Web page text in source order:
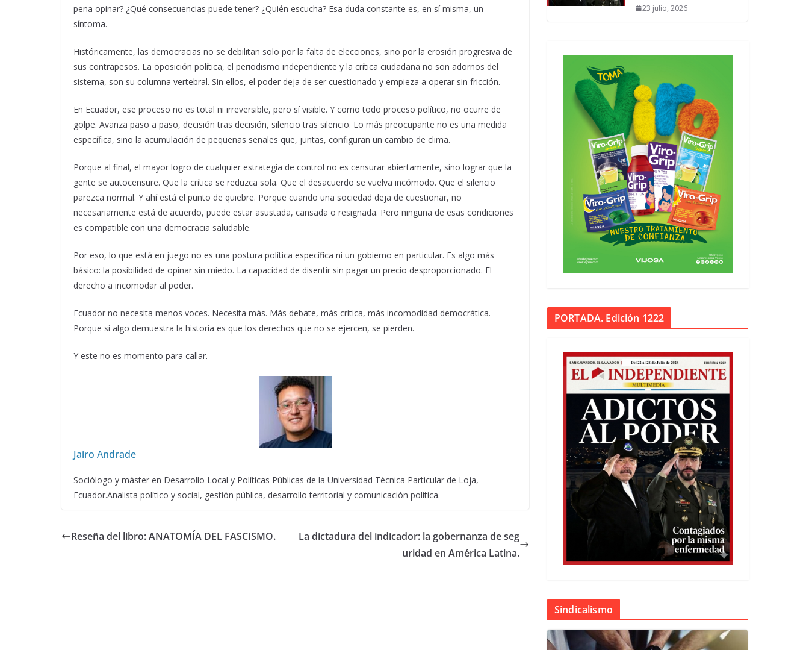
pena opinar? ¿Qué consecuencias puede tener? ¿Quién escucha? Esa duda constante es, en sí misma, un
síntoma.
Históricamente, las democracias no se debilitan solo por la falta de elecciones, sino por la erosión progresiva de
sus contrapesos. La oposición política, el periodismo independiente y la crítica ciudadana no son adornos del
sistema, son su columna vertebral. Sin ellos, el poder deja de ser cuestionado y empieza a operar sin fricción.
En Ecuador, ese proceso no es total ni irreversible, pero sí visible. Y como todo proceso político, no ocurre de
golpe. Avanza paso a paso, decisión tras decisión, silencio tras silencio. Lo más preocupante no es una medida
específica, sino la acumulación de pequeñas señales que, juntas, configuran un cambio de clima.
Porque al final, el mayor logro de cualquier estrategia de control no es censurar abiertamente, sino lograr que la
gente se autocensure. Que la crítica se reduzca sola. Que el desacuerdo se vuelva incómodo. Que el silencio
parezca normal. Y ahí está el punto de quiebre. Porque cuando una sociedad deja de cuestionar, no
necesariamente está de acuerdo, puede estar asustada, cansada o resignada. Pero ninguna de esas condiciones
es compatible con una democracia saludable.
Por eso, lo que está en juego no es una postura política específica ni un gobierno en particular. Es algo más
básico: la posibilidad de opinar sin miedo. La capacidad de disentir sin pagar un precio desproporcionado. El
derecho a incomodar al poder.
Ecuador no necesita menos voces. Necesita más. Más debate, más crítica, más incomodidad democrática.
Porque si algo demuestra la historia es que los derechos que no se ejercen, se pierden.
Y este no es momento para callar.
Jairo Andrade
Sociólogo y máster en Desarrollo Local y Políticas Públicas de la Universidad Técnica Particular de Loja,
Ecuador.Analista político y social, gestión pública, desarrollo territorial y comunicación política.
Reseña del libro: ANATOMÍA DEL FASCISMO.
La dictadura del indicador: la gobernanza de seg
uridad en América Latina.
23 julio, 2026
PORTADA. Edición 1222
Sindicalismo